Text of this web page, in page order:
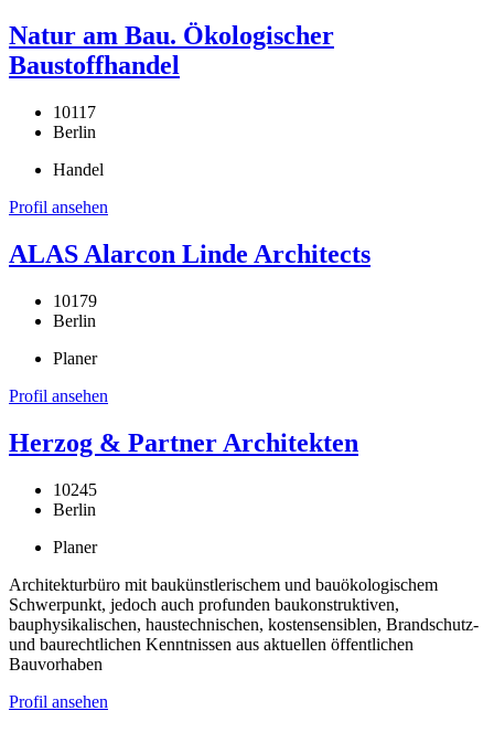
Natur am Bau. Ökologischer
Baustoffhandel
10117
Berlin
Handel
Profil ansehen
ALAS Alarcon Linde Architects
10179
Berlin
Planer
Profil ansehen
Herzog & Partner Architekten
10245
Berlin
Planer
Architekturbüro mit baukünstlerischem und bauökologischem
Schwerpunkt, jedoch auch profunden baukonstruktiven,
bauphysikalischen, haustechnischen, kostensensiblen, Brandschutz-
und baurechtlichen Kenntnissen aus aktuellen öffentlichen
Bauvorhaben
Profil ansehen